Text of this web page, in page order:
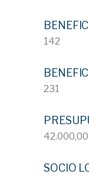
142
231
42.000,00
SOCIO